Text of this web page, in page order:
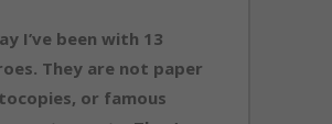
I’ve been with 13
They are not paper
or famous